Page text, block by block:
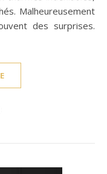
Malheureusement
des surprises.